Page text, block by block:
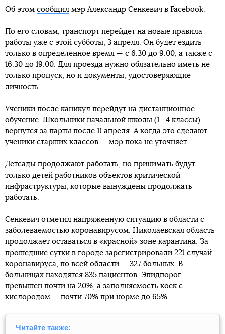
Об этом сообщил мэр Александр Сенкевич в Facebook.
По его словам, транспорт перейдет на новые правила
работы уже с этой субботы, 3 апреля. Он будет ездить
только в определенное время — с 6:30 до 9:00, а также с
16:30 до 19:00. Для проезда нужно обязательно иметь не
только пропуск, но и документы, удостоверяющие
личность.
Ученики после каникул перейдут на дистанционное
обучение. Школьники начальной школы (1—4 классы)
вернутся за парты после 11 апреля. А когда это сделают
ученики старших классов — мэр пока не уточняет.
Детсады продолжают работать, но принимать будут
только детей работников объектов критической
инфраструктуры, которые вынуждены продолжать
работать.
Сенкевич отметил напряженную ситуацию в области с
заболеваемостью коронавирусом. Николаевская область
продолжает оставаться в «красной» зоне карантина. За
прошедшие сутки в городе зарегистрировали 221 случай
коронавируса, по всей области — 327 больных. В
больницах находятся 835 пациентов. Эпидпорог
превышен почти на 20%, а заполняемость коек с
кислородом — почти 70% при норме до 65%.
Читайте также: